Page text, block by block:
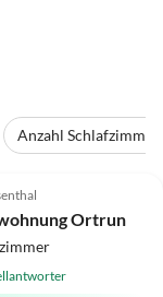
Anzahl Schlafzimmer
Top-Inserat
Ortrun